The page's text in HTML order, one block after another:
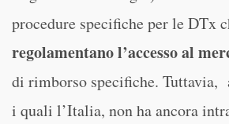
procedure specifiche per le DTx
regolamentano l’accesso al
di rimborso specifiche.
i quali l’Italia, non ha ancora